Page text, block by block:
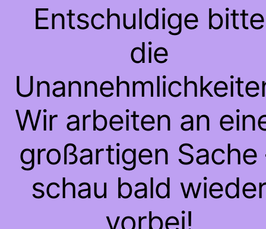
Entschuldige bitte
die
Wir arbeiten an
großartigen Sache
schau bald
vorbei!